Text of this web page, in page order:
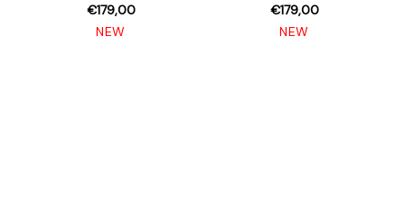
€179,00
NEW
€179,00
NEW